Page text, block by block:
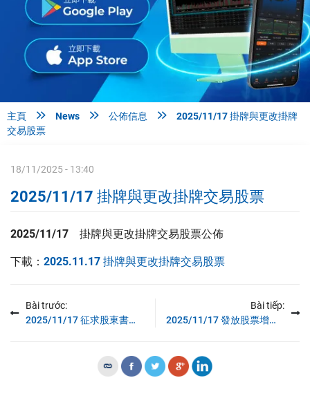
主頁  News  公佈信息 
2025/11/17 掛牌與更改掛牌
交易股票
18/11/2025 - 13:40
2025/11/17 掛牌與更改掛牌交易股票
2025/11/17 掛牌與更改掛牌交易股票公佈
下載： 2025.11.17 掛牌與更改掛牌交易股票
Bài trước:
2025/11/17 征求股東書面意見
Bài tiếp:
2025/11/17 發放股票增長股資